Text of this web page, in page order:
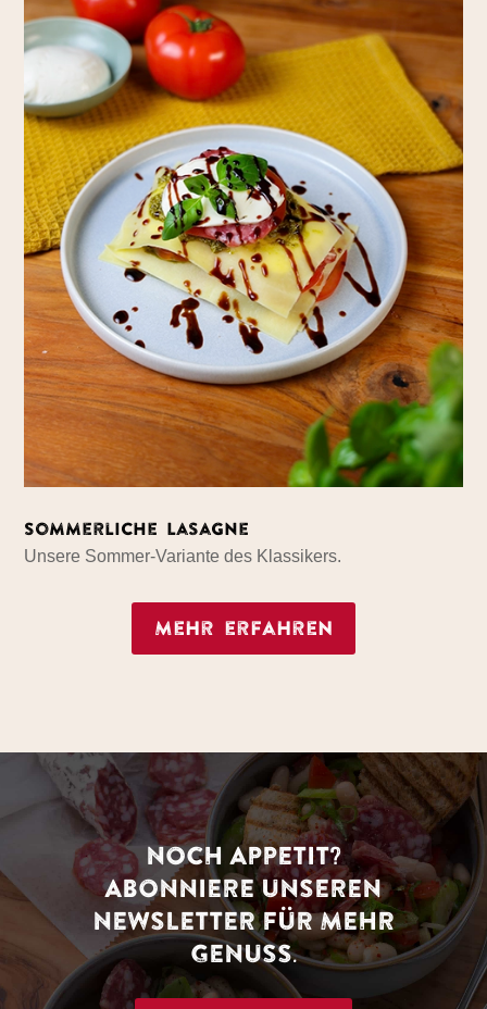
Sommerliche Lasagne
Unsere Sommer-Variante des Klassikers.
Mehr erfahren
NOCH APPETIT?
ABONNIERE UNSEREN
NEWSLETTER FÜR MEHR
GENUSS.